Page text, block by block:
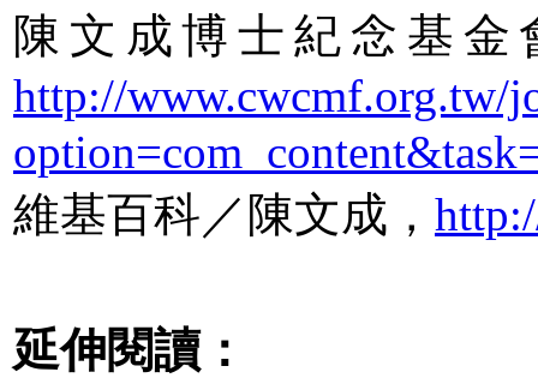
陳文成博士紀念基
http://www.cwcmf.org.tw/
維基百科／陳文成，
延伸閱讀：